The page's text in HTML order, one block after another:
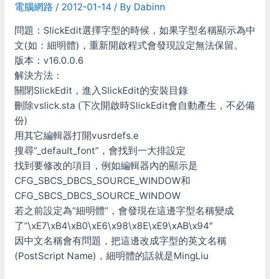
電腦網路 / 2012-01-14 / By Dabinn
問題：SlickEdit選擇字型的時候，如果字型名稱顯示為中
文(如：細明體)，重新開啟程式會發現設定無法保留。
版本：v16.0.0.6
解決方法：
關閉SlickEdit，進入SlickEdit的安裝目錄
刪除vslick.sta (下次開啟時SlickEdit會自動產生，不必備
份)
用其它編輯器打開vusrdefs.e
搜尋”_default_font”，會找到一大排設定
找到要修改的項目，例如編輯器內的顯示是
CFG_SBCS_DBCS_SOURCE_WINDOW和
CFG_SBCS_DBCS_SOURCE_WINDOW
若之前設定為”細明體”，會發現在這邊字型名稱變成
了”\xE7\xB4\xB0\xE6\x98\x8E\xE9\xAB\x94″
因中文名稱會有問題，把這邊改成字型的英文名稱
(PostScript Name)，細明體的話就是MingLiu